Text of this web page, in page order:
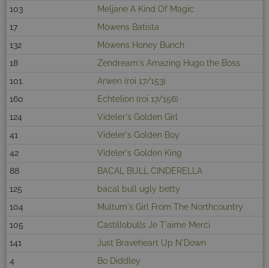
103
Meljane A Kind Of Magic
17
Möwens Batista
132
Möwens Honey Bunch
18
Zendream`s Amazing Hugo the Boss
101
Arwen (roi 17/153)
160
Echtelion (roi 17/156)
124
Videler's Golden Girl
41
Videler's Golden Boy
42
Videler's Golden King
88
BACAL BULL CINDERELLA
125
bacal bull ugly betty
104
Multum's Girl From The Northcountry
105
Castillobulls Je T'aime Merci
141
Just Braveheart Up N'Down
4
Bo Diddley